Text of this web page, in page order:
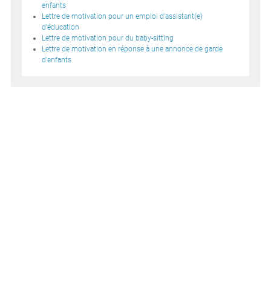
enfants
Lettre de motivation pour un emploi d'assistant(e)
d'éducation
Lettre de motivation pour du baby-sitting
Lettre de motivation en réponse à une annonce de garde
d'enfants